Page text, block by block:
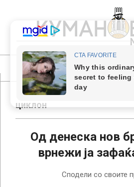
content
КУМАНОВСКИ
МУАБЕТИ
Primary
Navigation
Menuциклон
Од денеска нов
врнежи ја
Сподели со своите